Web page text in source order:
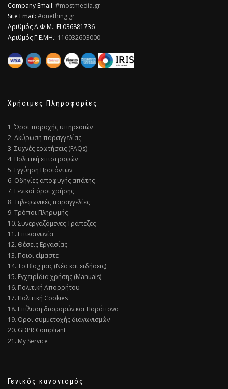
Company Email: #mostmedia.gr
Site Email: #onething.gr
Αριθμός Α.Φ.Μ.: EL036881736
Αριθμός Γ.Ε.ΜΗ.: 116032603000
Χρήσιμες Πληροφορίες
1. Όροι παροχής υπηρεσιών
2. Ακύρωση παραγγελίας
3. Συχνές ερωτήσεις (FAQs)
4. Πολιτική επιστροφών
5. Εγγύηση Προϊόντων
6. Οδηγίες αποφυγής απάτης
7. Γενικοί όροι χρήσης
8. Τηλεφωνικές παραγγελίες
9. Τρόποι Πληρωμής
10. Συνεργαζόμενες Τράπεζες
11. Επικοινωνία
12. Θέσεις Εργασίας
13. Ποιοι είμαστε
14. Το Blog μας (Νέα και ειδήσεις)
15. Εγχειρίδια χρήσης (Manuals)
16. Πολιτική Απορρήτου
17. Πολιτική Cookies
18. Επίλυση διαφορών και Παράπονα
19. Όροι συμμετοχής διαγωνισμών
20. GDPR Compliant
21. My Service
Γενικός κανονισμός